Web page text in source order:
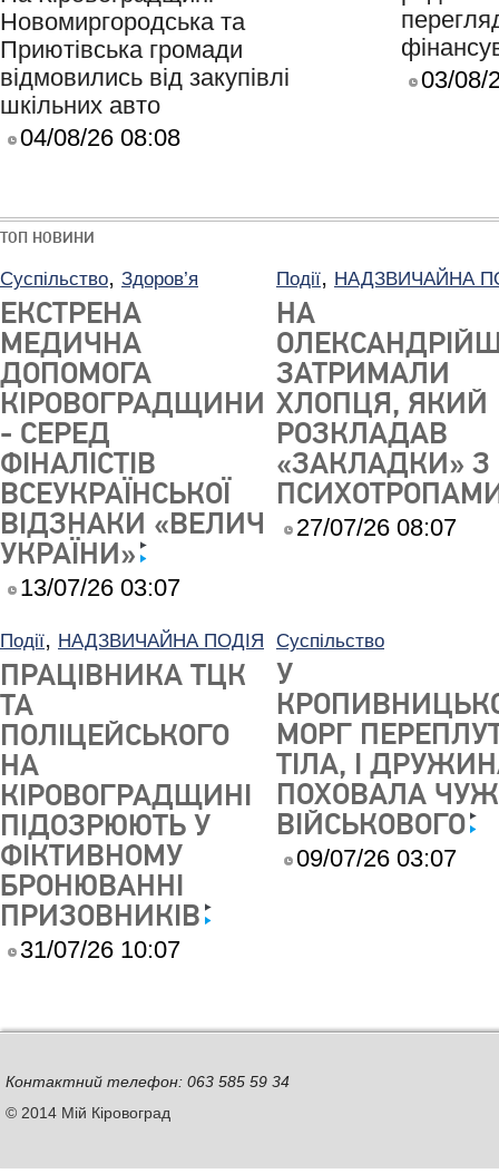
Новомиргородська та
Приютівська громади
відмовились від закупівлі
шкільних авто
04/08/26 08:08
03/08/
ТОП НОВИНИ
Суспільство, Здоров’я
ЕКСТРЕНА
МЕДИЧНА
ДОПОМОГА
КІРОВОГРАДЩИНИ
- СЕРЕД
ФІНАЛІСТІВ
ВСЕУКРАЇНСЬКОЇ
ВІДЗНАКИ «ВЕЛИЧ
УКРАЇНИ»
13/07/26 03:07
Події, НАДЗВИЧАЙНА
НА
ЗАТРИМАЛИ
ХЛОПЦЯ, ЯКИЙ
РОЗКЛАДАВ
«ЗАКЛАДКИ» З
27/07/26 08:07
Події, НАДЗВИЧАЙНА ПОДІЯ
ПРАЦІВНИКА ТЦК
ТА
ПОЛІЦЕЙСЬКОГО
НА
КІРОВОГРАДЩИНІ
ПІДОЗРЮЮТЬ У
ФІКТИВНОМУ
БРОНЮВАННІ
ПРИЗОВНИКІВ
31/07/26 10:07
Суспільство
У
МОРГ
ТІЛА, І
ПОХОВАЛА
ВІЙСЬКОВОГО
09/07/26 03:07
Контактний телефон: 063 585 59 34
© 2014 Мій Кіровоград